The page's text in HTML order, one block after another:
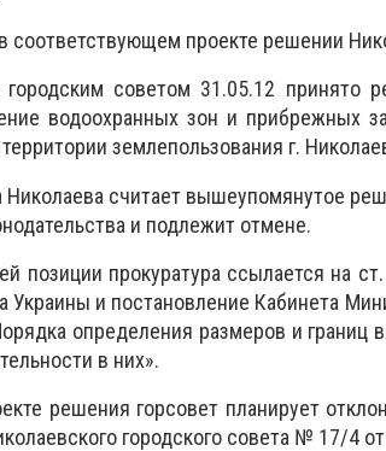
соответствующем проекте решении
городским советом 31.05.12 принято
водоохранных зон и прибрежных
землепользования г.
Николаева считает вышеупомянутое
и подлежит отмене.
позиции прокуратура ссылается на
Украины и постановление Кабинета
определения размеров и границ
в них».
решения горсовет планирует
городского совета № 17/4